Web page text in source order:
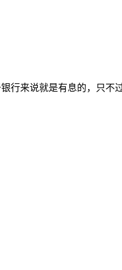
行来说就是有息的，只不